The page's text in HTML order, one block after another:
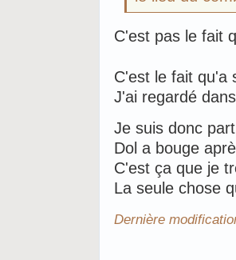
C'est pas le fait
C'est le fait qu'a
J'ai regardé
Je suis donc
Dol a bouge
C'est ça que je
La seule chose
Dernière